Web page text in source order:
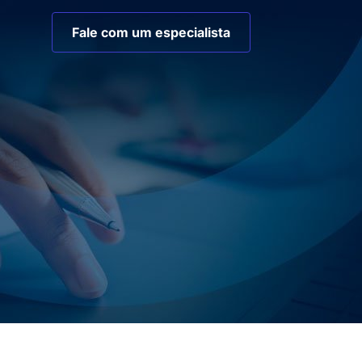
Fale com um especialista